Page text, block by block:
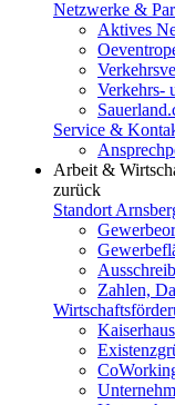
Netzwerke &
Aktives
Verkehrs-
Service &
Arbeit &
zurück
Standort
Zahlen,
Kaiserhaus